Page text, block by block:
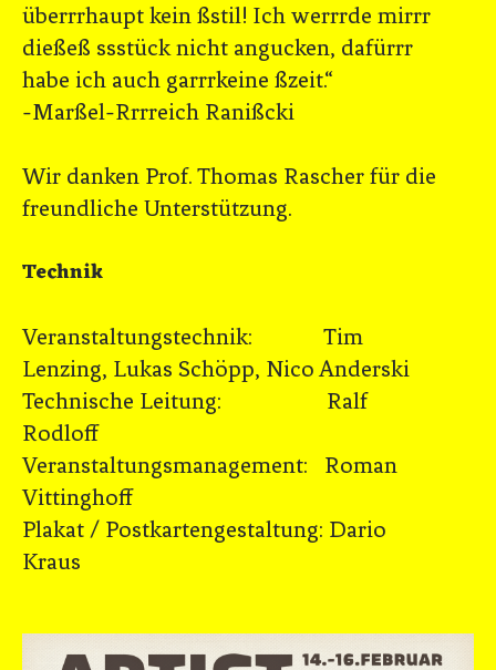
überrrhaupt kein ßstil! Ich werrrde mirrr
dießeß ssstück nicht angucken, dafürrr
habe ich auch garrrkeine ßzeit.“
-Marßel-Rrrreich Ranißcki
Wir danken Prof. Thomas Rascher für die
freundliche Unterstützung.
Technik
Veranstaltungstechnik: Tim
Lenzing, Lukas Schöpp, Nico Anderski
Technische Leitung: Ralf
Rodloff
Veranstaltungsmanagement: Roman
Vittinghoff
Plakat / Postkartengestaltung: Dario
Kraus